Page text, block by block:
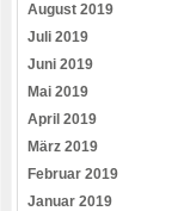
August 2019
Juli 2019
Juni 2019
Mai 2019
April 2019
März 2019
Februar 2019
Januar 2019